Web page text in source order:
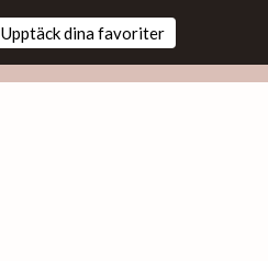
Upptäck dina favoriter